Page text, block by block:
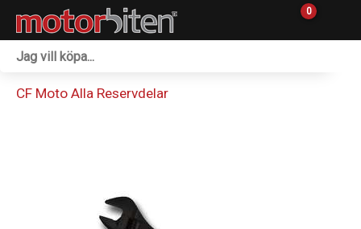
0
CF Moto Alla Reservdelar